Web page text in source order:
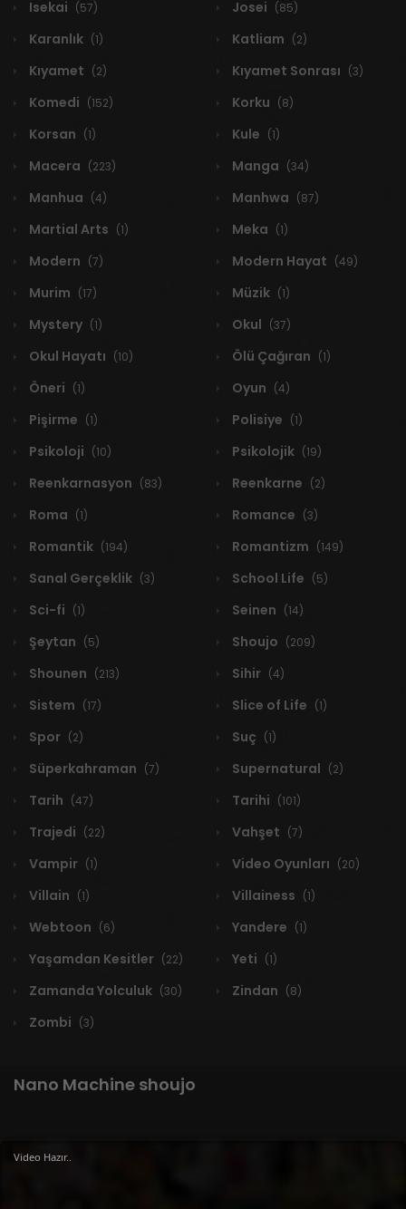
Isekai (57) Josei (85)
Karanlık (1) Katliam (2)
Kıyamet (2) Kıyamet Sonrası (3)
Komedi (152) Korku (8)
Korsan (1) Kule (1)
Macera (223) Manga (34)
Manhua (4) Manhwa (87)
Martial Arts (1) Meka (1)
Modern (7) Modern Hayat (49)
Murim (17) Müzik (1)
Mystery (1) Okul (37)
Okul Hayatı (10) Ölü Çağıran (1)
Öneri (1) Oyun (4)
Pişirme (1) Polisiye (1)
Psikoloji (10) Psikolojik (19)
Reenkarnasyon (83) Reenkarne (2)
Roma (1) Romance (3)
Romantik (194) Romantizm (149)
Sanal Gerçeklik (3) School Life (5)
Sci-fi (1) Seinen (14)
Şeytan (5) Shoujo (209)
Shounen (213) Sihir (4)
Sistem (17) Slice of Life (1)
Spor (2) Suç (1)
Süperkahraman (7) Supernatural (2)
Tarih (47) Tarihi (101)
Trajedi (22) Vahşet (7)
Vampir (1) Video Oyunları (20)
Villain (1) Villainess (1)
Webtoon (6) Yandere (1)
Yaşamdan Kesitler (22) Yeti (1)
Zamanda Yolculuk (30) Zindan (8)
Zombi (3)
Nano Machine shoujo
1 RESULT
Video Hazır..